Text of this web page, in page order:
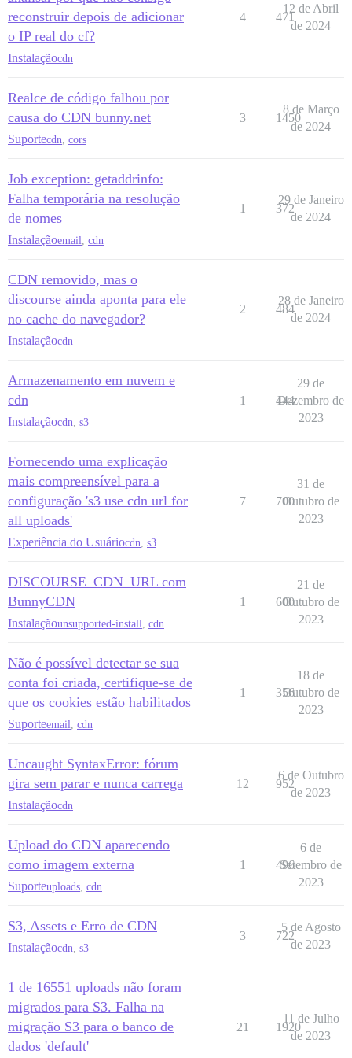
reconstruir depois de adicionar
o IP real do cf?
Instalaçãocdn
4 471
12 de Abril
de 2024
Realce de código falhou por
causa do CDN bunny.net
Suportecdn cors
3 1450
8 de Março
de 2024
Job exception: getaddrinfo:
Falha temporária na resolução
de nomes
Instalaçãoemail cdn
1 372
29 de Janeiro
de 2024
CDN removido, mas o
discourse ainda aponta para ele
no cache do navegador?
Instalaçãocdn
2 484
28 de Janeiro
de 2024
Armazenamento em nuvem e
cdn
Instalaçãocdn s3
1 444
29 de
Dezembro de
2023
Fornecendo uma explicação
mais compreensível para a
configuração 's3 use cdn url for
all uploads'
Experiência do Usuáriocdn s3
7 700
31 de
Outubro de
2023
DISCOURSE_CDN_URL com
BunnyCDN
Instalaçãounsupported-install cdn
1 600
21 de
Outubro de
2023
Não é possível detectar se sua
conta foi criada, certifique-se de
que os cookies estão habilitados
Suporteemail cdn
1 356
18 de
Outubro de
2023
Uncaught SyntaxError: fórum
gira sem parar e nunca carrega
Instalaçãocdn
12 952
6 de Outubro
de 2023
Upload do CDN aparecendo
como imagem externa
Suporteuploads cdn
1 496
6 de
Setembro de
2023
S3, Assets e Erro de CDN
Instalaçãocdn s3
3 722
5 de Agosto
de 2023
1 de 16551 uploads não foram
migrados para S3. Falha na
migração S3 para o banco de
dados 'default'
21 1920
11 de Julho
de 2023